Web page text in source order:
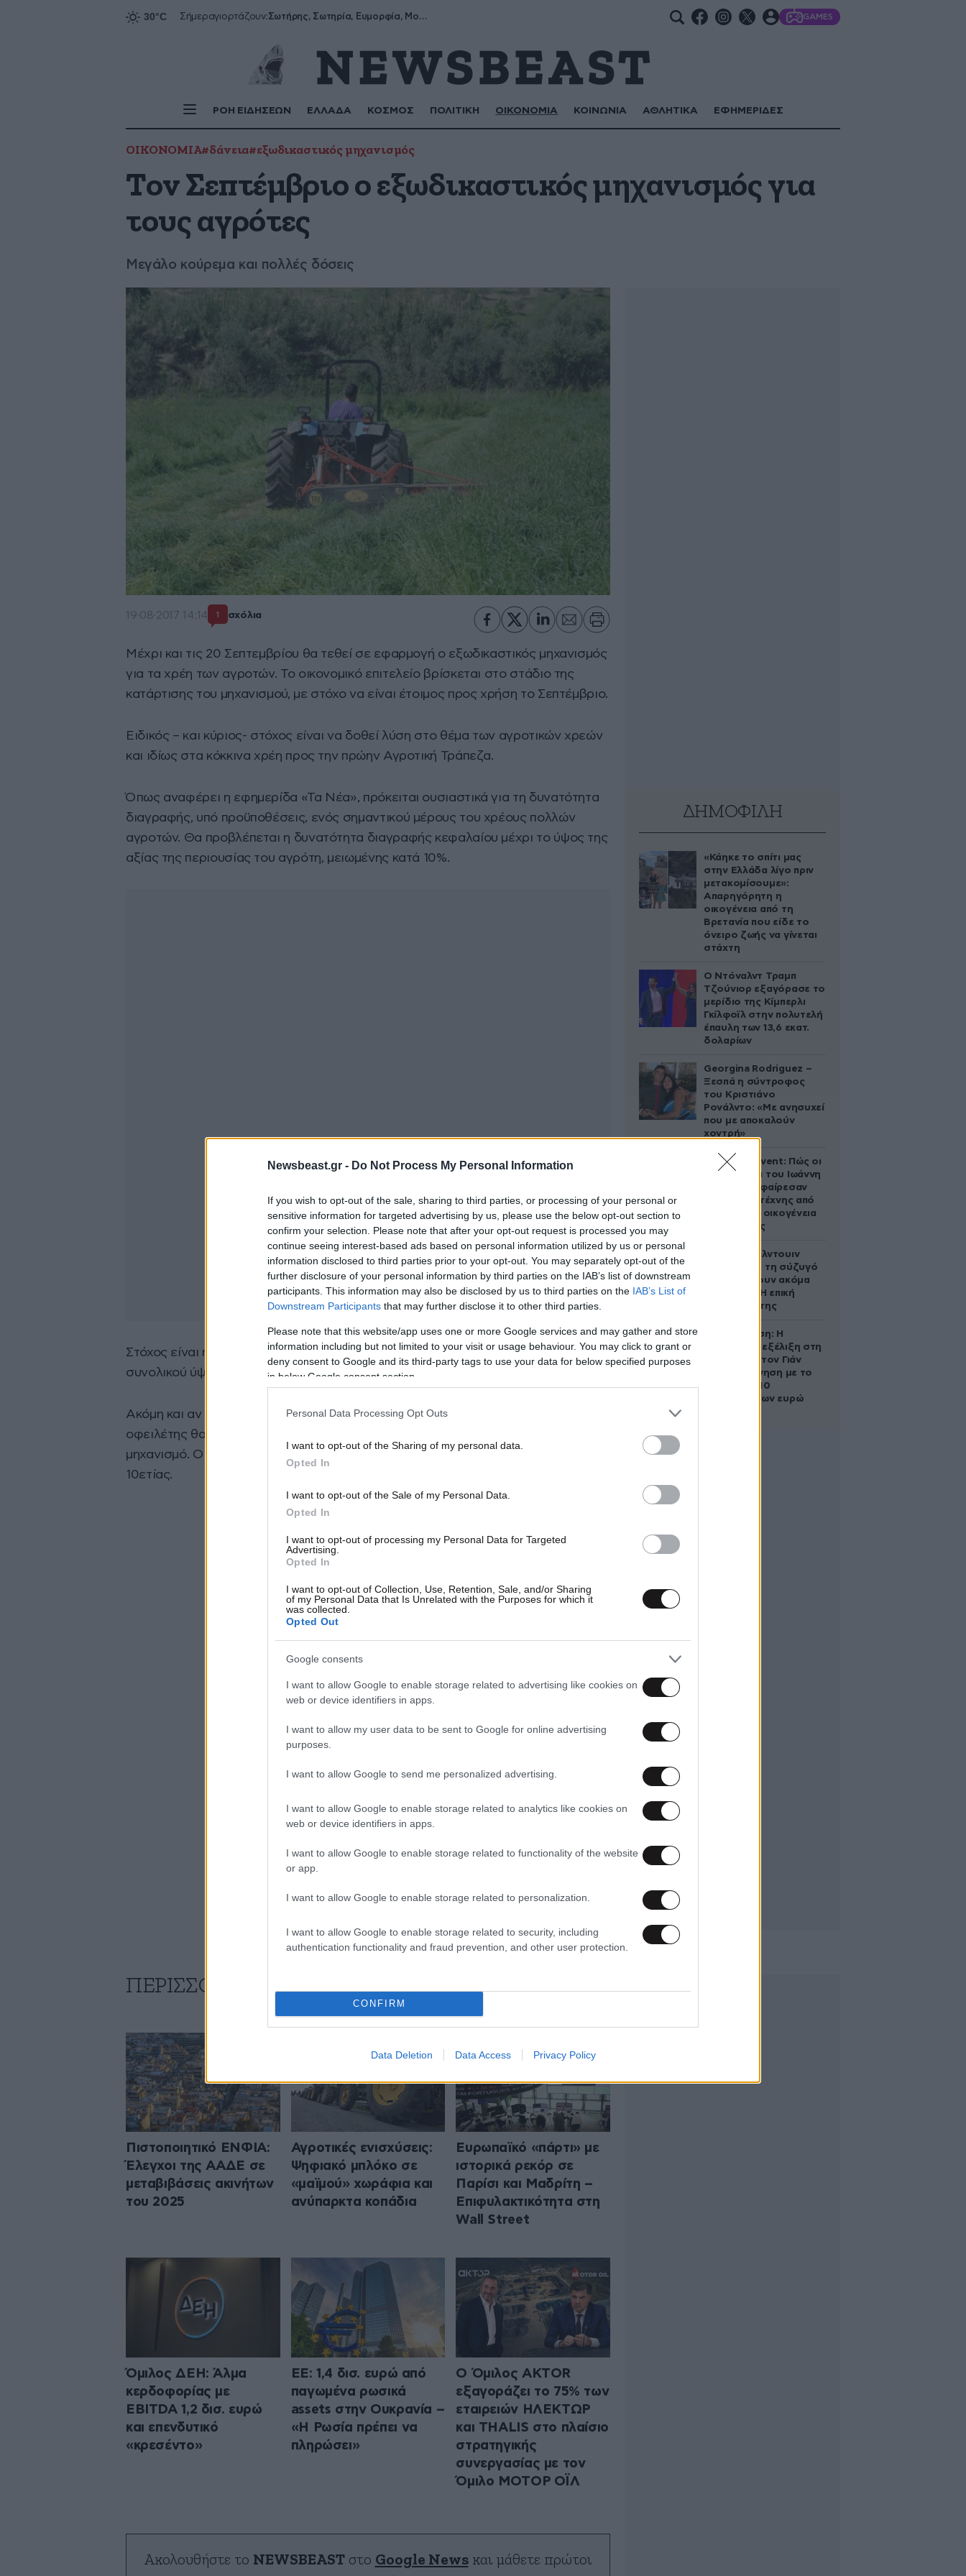
Newsbeast.gr - Do Not Process My Personal Information
If you wish to opt-out of the sale, sharing to third parties, or processing of your personal or
sensitive information for targeted advertising by us, please use the below opt-out section to
confirm your selection. Please note that after your opt-out request is processed you may
continue seeing interest-based ads based on personal information utilized by us or personal
information disclosed to third parties prior to your opt-out. You may separately opt-out of the
further disclosure of your personal information by third parties on the IAB’s list of downstream
participants. This information may also be disclosed by us to third parties on the IAB’s List of
Downstream Participants that may further disclose it to other third parties.
Please note that this website/app uses one or more Google services and may gather and store
information including but not limited to your visit or usage behaviour. You may click to grant or
deny consent to Google and its third-party tags to use your data for below specified purposes
in below Google consent section.
Personal Data Processing Opt Outs
I want to opt-out of the Sharing of my personal data.
Opted In
I want to opt-out of the Sale of my Personal Data.
Opted In
I want to opt-out of processing my Personal Data for Targeted
Advertising.
Opted In
I want to opt-out of Collection, Use, Retention, Sale, and/or Sharing
of my Personal Data that Is Unrelated with the Purposes for which it
was collected.
Opted Out
Google consents
I want to allow Google to enable storage related to advertising like cookies on
web or device identifiers in apps.
I want to allow my user data to be sent to Google for online advertising
purposes.
I want to allow Google to send me personalized advertising.
I want to allow Google to enable storage related to analytics like cookies on
web or device identifiers in apps.
I want to allow Google to enable storage related to functionality of the website
or app.
I want to allow Google to enable storage related to personalization.
I want to allow Google to enable storage related to security, including
authentication functionality and fraud prevention, and other user protection.
CONFIRM
Data Deletion Data Access Privacy Policy
Σήμεραγιορτάζουν: Σωτήρης, Σωτηρία, Ευμορφία, Μορφούλα GAMES
ΡΟΗ ΕΙΔΗΣΕΩΝ ΕΛΛΑΔΑ ΚΟΣΜΟΣ ΠΟΛΙΤΙΚΗ ΟΙΚΟΝΟΜΙΑ ΚΟΙΝΩΝΙΑ ΑΘΛΗΤΙΚΑ ΕΦΗΜΕΡΙΔΕΣ
ΟΙΚΟΝΟΜΙΑ#δάνεια#εξωδικαστικός μηχανισμός
Τον Σεπτέμβριο ο εξωδικαστικός μηχανισμός για
τους αγρότες
Μεγάλο κούρεμα και πολλές δόσεις
19·08·2017 14:14 1 σχόλια
Μέχρι και τις 20 Σεπτεμβρίου θα τεθεί σε εφαρμογή ο εξωδικαστικός μηχανισμός
για τα χρέη των αγροτών. Το οικονομικό επιτελείο βρίσκεται στο στάδιο της
κατάρτισης του μηχανισμού, με στόχο να είναι έτοιμος προς χρήση το Σεπτέμβριο.
Ειδικός – και κύριος- στόχος είναι να δοθεί λύση στο θέμα των αγροτικών χρεών
και ιδίως στα κόκκινα χρέη προς την πρώην Αγροτική Τράπεζα.
Όπως αναφέρει η εφημερίδα «Τα Νέα», πρόκειται ουσιαστικά για τη δυνατότητα
διαγραφής, υπό προϋποθέσεις, ενός σημαντικού μέρους του χρέους πολλών
αγροτών. Θα προβλέπεται η δυνατότητα διαγραφής κεφαλαίου μέχρι το ύψος της
αξίας της περιουσίας του αγρότη, μειωμένης κατά 10%.
Στόχος είναι η τακτοποίηση παλιών οφειλών 82.000 αγροτών και κτηνοτρόφων,
συνολικού ύψους 1,75 δισ. ευρώ.
Ακόμη και αν υπάρχει ρύθμιση παλιών οφειλών προς την Αγροτική Τράπεζα, ο
οφειλέτης θα μπορεί και πάλι να κάνει αίτηση υπαγωγής στον εξωδικαστικό
μηχανισμό. Οι ρυθμιζόμενες υποχρεώσεις θα μπορούν να εξοφληθούν σε βάθος
10ετίας.
ΔΗΜΟΦΙΛΗ
«Κάηκε το σπίτι μας
στην Ελλάδα λίγο πριν
μετακομίσουμε»:
Απαρηγόρητη η
οικογένεια από τη
Βρετανία που είδε το
όνειρο ζωής να γίνεται
στάχτη
Ο Ντόναλντ Τραμπ
Τζούνιορ εξαγόρασε το
μερίδιο της Κίμπερλι
Γκίλφοϊλ στην πολυτελή
έπαυλη των 13,6 εκατ.
δολαρίων
Georgina Rodriguez –
Ξεσπά η σύντροφος
του Κριστιάνο
Ρονάλντο: «Με ανησυχεί
που με αποκαλούν
χοντρή»
Παλάτι Marivent: Πώς οι
κληρονόμοι του Ιωάννη
Σαριδάκη αφαίρεσαν
1.300 έργα τέχνης από
τη βασιλική οικογένεια
της Ισπανίας
Ο Άλεκ Μπάλντουιν
ζήτησε από τη σύζυγό
του να κάνουν ακόμα
ένα παιδί – Η επική
αντίδρασή της
Αθηνά Ωνάση: Η
απρόσμενη εξέλιξη στη
διαμάχη με τον Γιάν
Τοπς – Η κίνηση με το
άλογο των 10
εκατομμυρίων ευρώ
ΠΕΡΙΣΣΟΤΕΡΑ ΑΠΟ ΤΗΝ ΟΙΚΟΝΟΜΙΑ ΟΛΑ ΤΑ ΑΡΘΡΑ
Πιστοποιητικό ΕΝΦΙΑ:
Έλεγχοι της ΑΑΔΕ σε
μεταβιβάσεις ακινήτων
του 2025
Αγροτικές ενισχύσεις:
Ψηφιακό μπλόκο σε
«μαϊμού» χωράφια και
ανύπαρκτα κοπάδια
Ευρωπαϊκό «πάρτι» με
ιστορικά ρεκόρ σε
Παρίσι και Μαδρίτη –
Επιφυλακτικότητα στη
Wall Street
Όμιλος ΔΕΗ: Άλμα
κερδοφορίας με
EBITDA 1,2 δισ. ευρώ
και επενδυτικό
«κρεσέντο»
ΕΕ: 1,4 δισ. ευρώ από
παγωμένα ρωσικά
assets στην Ουκρανία –
«Η Ρωσία πρέπει να
πληρώσει»
Ο Όμιλος AKTOR
εξαγοράζει το 75% των
εταιρειών ΗΛΕΚΤΩΡ
και THALIS στο πλαίσιο
στρατηγικής
συνεργασίας με τον
Όμιλο ΜΟΤΟΡ ΟΪΛ
Ακολουθήστε το NEWSBEASTστο Google Newsκαι μάθετε πρώτοι